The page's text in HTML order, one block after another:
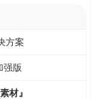
方案
强版
材』